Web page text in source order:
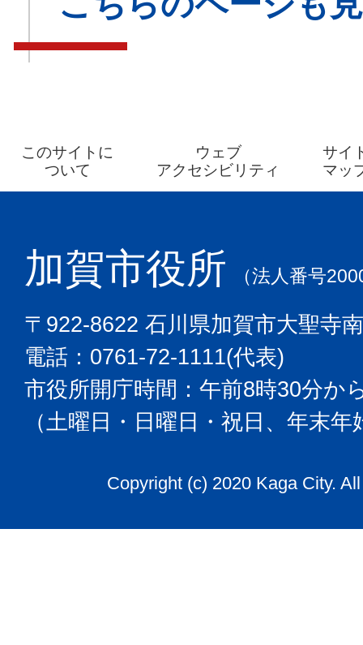
このサイトに
ついて
ウェブ
アクセシビリティ
サイ
マッ
加賀市役所 （法人番号
〒922-8622 石川県加賀市大聖寺
電話：0761-72-1111(代表)
市役所開庁時間：午前8時30分か
（土曜日・日曜日・祝日、年末
Copyright (c) 2020 Kaga City.